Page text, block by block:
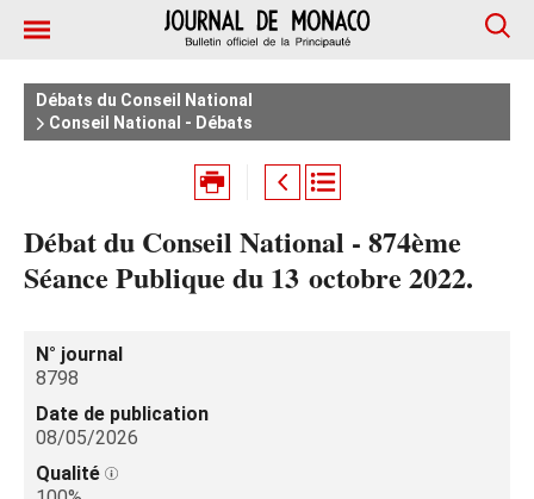
Débats du Conseil National
Conseil National - Débats
Débat du Conseil National - 874ème
Séance Publique du 13 octobre 2022.
N° journal
8798
Date de publication
08/05/2026
Qualité